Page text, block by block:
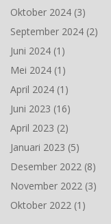
Oktober 2024 (3)
September 2024 (2)
Juni 2024 (1)
Mei 2024 (1)
April 2024 (1)
Juni 2023 (16)
April 2023 (2)
Januari 2023 (5)
Desember 2022 (8)
November 2022 (3)
Oktober 2022 (1)